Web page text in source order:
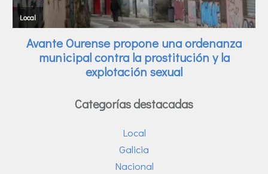
Categorías destacadas
Local
Galicia
Nacional